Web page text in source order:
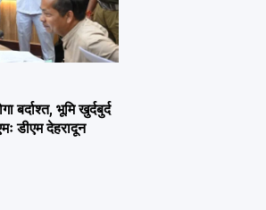
बर्दाश्त, भूमि खुर्दबुर्द
डीएम देहरादून